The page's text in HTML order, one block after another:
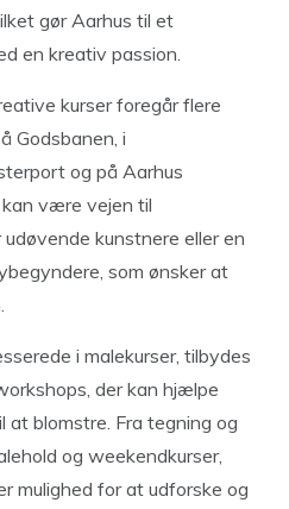
gør Aarhus til et
en kreativ passion.
kurser foregår flere
Godsbanen, i
og på Aarhus
kan være vejen til
kunstnere eller en
som ønsker at
i malekurser, tilbydes
der kan hjælpe
blomstre. Fra tegning og
og weekendkurser,
mulighed for at udforske og